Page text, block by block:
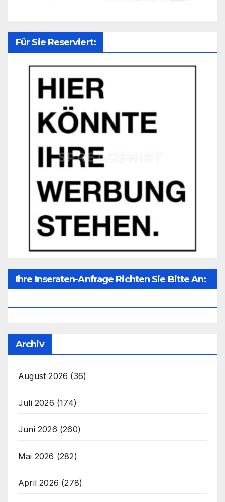
Für Sie Reserviert:
Ihre Inseraten-Anfrage Richten Sie Bitte An:
Archiv
August 2026 (36)
Juli 2026 (174)
Juni 2026 (260)
Mai 2026 (282)
April 2026 (278)